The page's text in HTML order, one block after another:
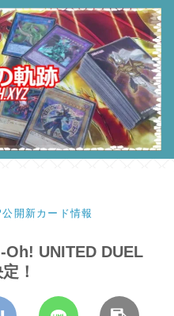
開新カード情報
Oh! UNITED DUEL
！